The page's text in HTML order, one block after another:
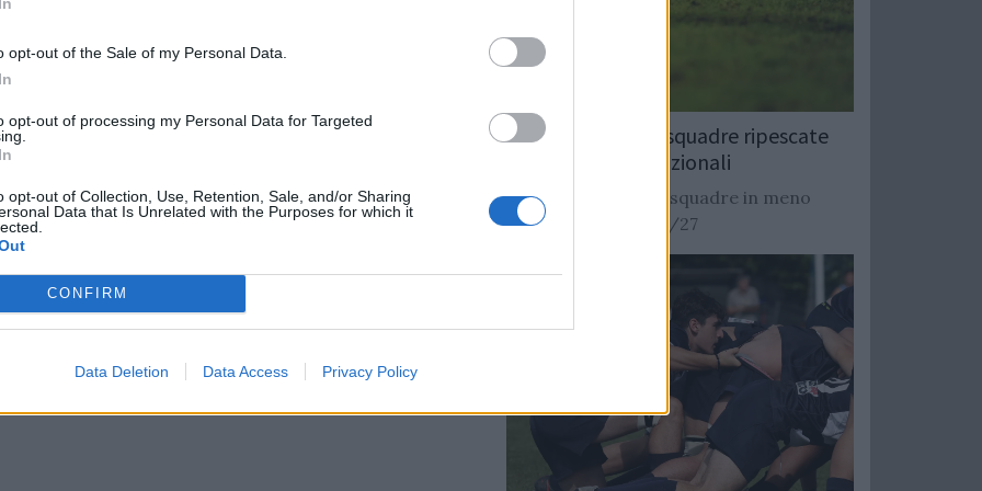
opt-out of the Sale of my Personal Data.
opt-out of processing my Personal Data for Targeted
opt-out of Collection, Use, Retention, Sale, and/or Sharing
Data that Is Unrelated with the Purposes for which it
CONFIRM
Data Deletion Data Access Privacy Policy
sui Blues di
Arbitro
Benn O'Keefe
vittorie esterne su cinque partite,
Rugby: Record di squadre ripescate
nei campionati nazionali
Si stimano oltre 20 squadre in meno
dalla stagione 2026/27